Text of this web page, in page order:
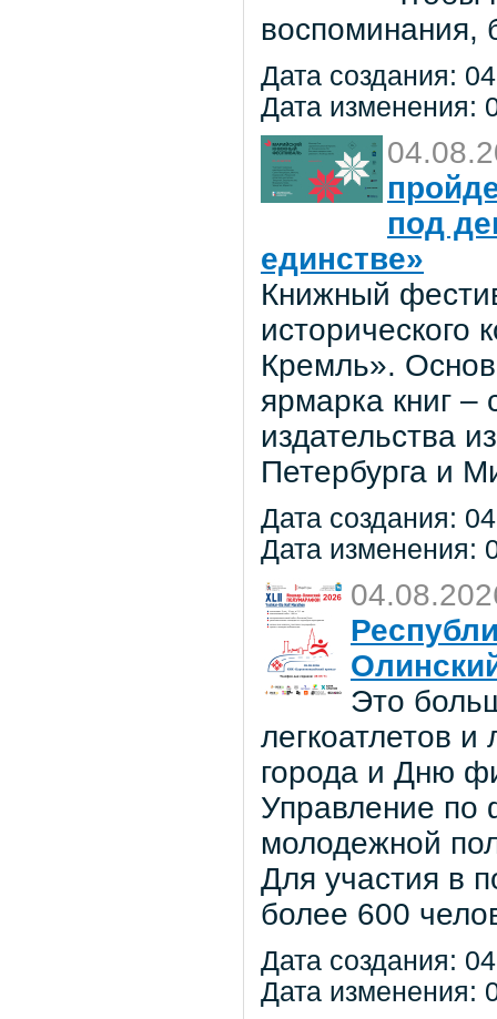
воспоминания,
Дата создания:
Дата изменения:
под
единстве»
Книжный
исторического
Кремль».
ярмарка книг –
издательства
Петербурга и
Дата создания:
Дата изменения:
Это
легкоатлетов
города и Дню
Управление по
молодежной
Для участия в
более 600
Дата создания:
Дата изменения: